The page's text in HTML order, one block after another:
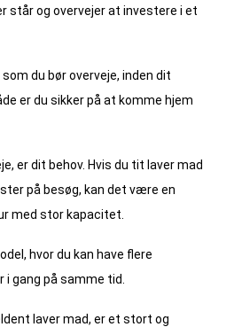
står og overvejer at investere i et
du bør overveje, inden dit
er du sikker på at komme hjem
er dit behov. Hvis du tit laver mad
på besøg, kan det være en
med stor kapacitet.
hvor du kan have flere
gang på samme tid.
laver mad, er et stort og